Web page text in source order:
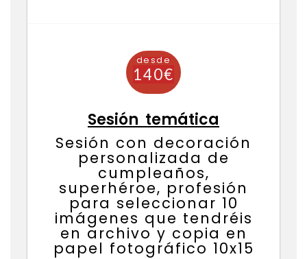
Sesión temática
Sesión con decoración
personalizada de
cumpleaños,
superhéroe, profesión
para seleccionar 10
imágenes que tendréis
en archivo y copia en
papel fotográfico 10x15